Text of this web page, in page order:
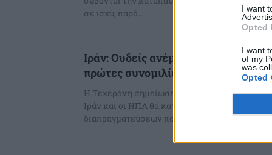
I want
Opted
I want
of my
was
Opted
σε ισχύ, παρά...
Ιράν: Ουδείς ανέμενε συμφωνία με
πρώτες συνομιλίες
Η Τεχεράνη σημείωσε σήμερα ότι «κανένας
Ιράν και οι ΗΠΑ θα κατέληγαν σε συμφωνία
διαπραγματεύσεων που...